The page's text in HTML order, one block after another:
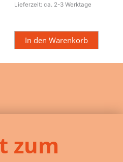
Lieferzeit: ca. 2-3 Werktage
In den Warenkorb
zum